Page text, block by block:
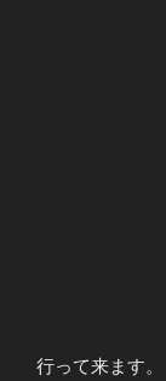
行って来ます。